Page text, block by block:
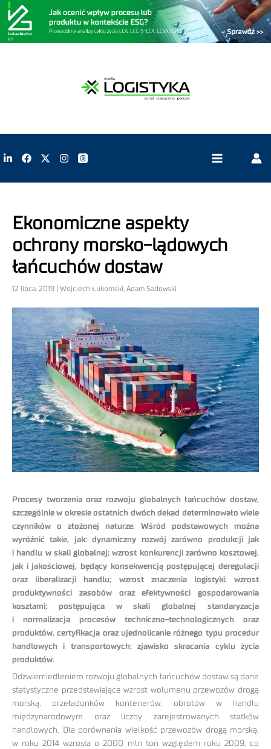
Ekonomiczne aspekty
ochrony morsko-lądowych
łańcuchów dostaw
12 lipca, 2019 | Wojciech Łukomski, Adam Sadowski
Procesy tworzenia oraz rozwoju globalnych łańcuchów dostaw,
szczególnie w okresie ostatnich dwóch dekad determinowało wiele
czynników o złożonej naturze. Wśród podstawowych można
wyróżnić takie, jak: dynamiczny rozwój zarówno produkcji jak
i handlu w skali globalnej; wzrost konkurencji zarówno kosztowej,
jak i jakościowej, będący konsekwencją postępującej deregulacji
oraz liberalizacji handlu; wzrost znaczenia logistyki; wzrost
produktywności zasobów oraz efektywności gospodarowania
kosztami; postępująca w skali globalnej standaryzacja
i normalizacja procesów techniczno-technologicznych oraz
produktów, certyfikacja oraz ujednolicanie różnego typu procedur
handlowych i transportowych; zjawisko skracania cyklu życia
produktów.
Odzwierciedleniem rozwoju globalnych łańcuchów dostaw są dane
statystyczne przedstawiające wzrost wolumenu przewozów drogą
morską, przeładunków kontenerów, obrotów w handlu
międzynarodowym oraz liczby zarejestrowanych statków
handlowych. Dla porównania wielkość przewozów drogą morską,
w roku 2014 wzrosła o 2000 mln ton względem roku 2009, co